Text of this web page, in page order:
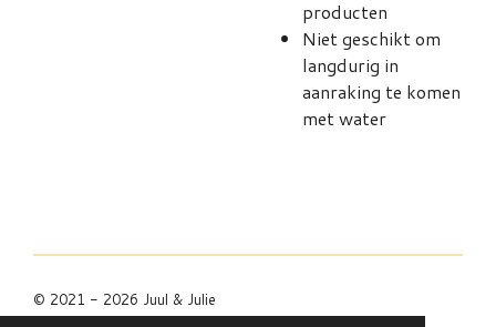
producten
Niet geschikt om
langdurig in
aanraking te komen
met water
© 2021 - 2026 Juul & Julie
Powered byJouwWeb